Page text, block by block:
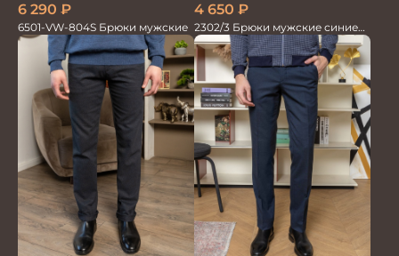
6 290 ₽
6501-VW-804S Брюки мужские
4 650 ₽
2302/3 Брюки мужские синие
диагональ